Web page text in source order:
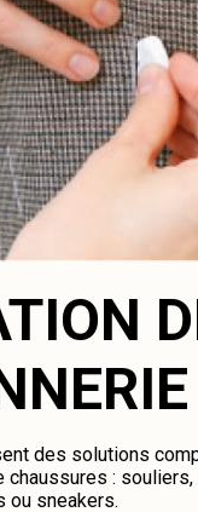
des solutions
:
ou sneakers.